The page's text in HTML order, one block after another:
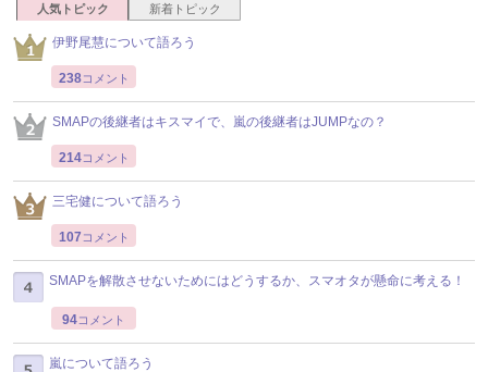
人気トピック 新着トピック
伊野尾慧について語ろう
238コメント
SMAPの後継者はキスマイで、嵐の後継者はJUMPなの？
214コメント
三宅健について語ろう
107 コメント
SMAPを解散させないためにはどうするか、スマオタが懸命に考える！
94コメント
嵐について語ろう